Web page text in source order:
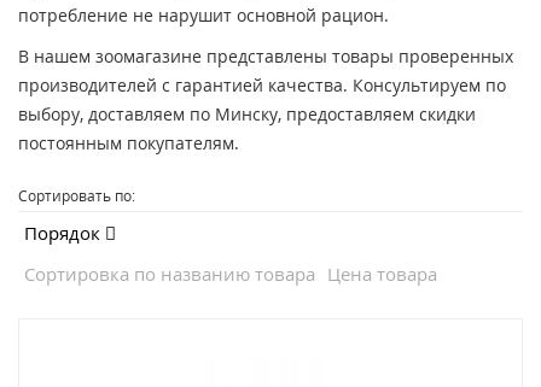
потребление не нарушит основной рацион.
В нашем зоомагазине представлены товары проверенных
производителей с гарантией качества. Консультируем по
выбору, доставляем по Минску, предоставляем скидки
постоянным покупателям.
Сортировать по:
Порядок
Сортировка по названию товара Цена товара